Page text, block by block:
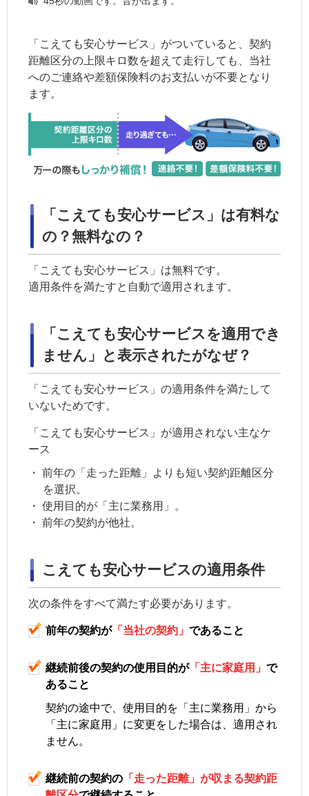
「こえても安心サービス」がついていると、契約
距離区分の上限キロ数を超えて走行しても、当社
へのご連絡や差額保険料のお支払いが不要となり
ます。
「こえても安心サービス」は有料な
の？無料なの？
「こえても安心サービス」は無料です。
適用条件を満たすと自動で適用されます。
「こえても安心サービスを適用でき
ません」と表示されたがなぜ？
「こえても安心サービス」の適用条件を満たして
いないためです。
「こえても安心サービス」が適用されない主なケ
ース
・ 前年の「走った距離」よりも短い契約距離区分
を選択。
・ 使用目的が「主に業務用」。
・ 前年の契約が他社。
こえても安心サービスの適用条件
次の条件をすべて満たす必要があります。
前年の契約が「当社の契約」 であること
継続前後の契約の使用目的が「主に家庭用」 で
あること
契約の途中で、 使用目的を「主に業務用」から
「主に家庭用」に変更をした場合は、適用され
ません。
継続前の契約の 「走った距離」が収まる契約距